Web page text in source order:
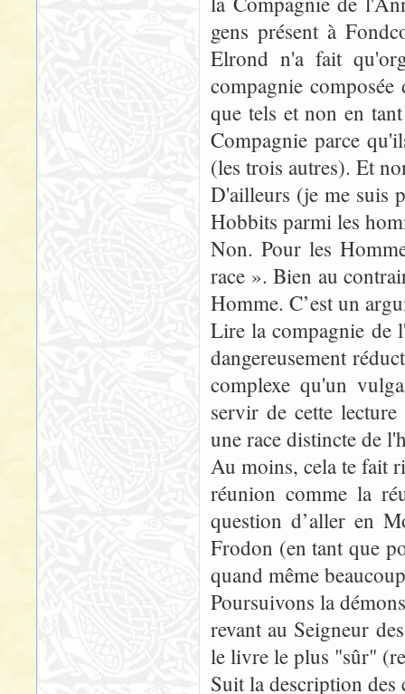
gens présent à
Elrond n'a fait
compagnie composée
que tels et non en
Compagnie parce
(les trois autres). Et
D'ailleurs (je me suis
Hobbits parmi les
Non. Pour les
race ». Bien au
Homme. C’est un
Lire la compagnie de
dangereusement
complexe qu'un
servir de cette
une race distincte de
Au moins, cela te fait
réunion comme la
question d’aller en
Frodon (en tant que
quand même
Poursuivons la
revant au Seigneur
le livre le plus "sûr"
Suit la description